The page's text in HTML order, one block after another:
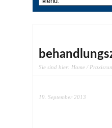
Sie sind hier: Home /
19. September 2013